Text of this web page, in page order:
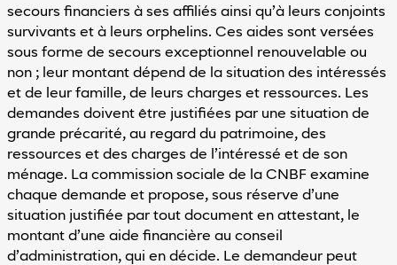
Réinitialiser
par défaut
Vous
avez
des
difficultés
pour
utiliser
notre
site
?
Contactez-
secours financiers à ses affiliés ainsi qu’à leurs conjoints
survivants et à leurs orphelins. Ces aides sont versées
sous forme de secours exceptionnel renouvelable ou
non ; leur montant dépend de la situation des intéressés
et de leur famille, de leurs charges et ressources. Les
demandes doivent être justifiées par une situation de
grande précarité, au regard du patrimoine, des
ressources et des charges de l’intéressé et de son
ménage. La commission sociale de la CNBF examine
chaque demande et propose, sous réserve d’une
situation justifiée par tout document en attestant, le
montant d’une aide financière au conseil
d’administration, qui en décide. Le demandeur peut